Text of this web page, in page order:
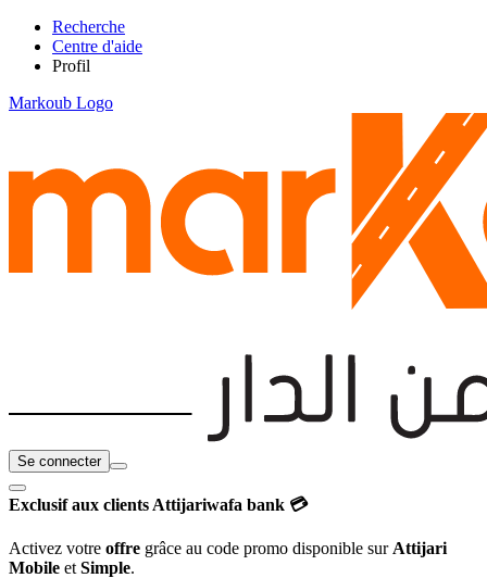
Recherche
Centre d'aide
Profil
Markoub Logo
Se connecter
Exclusif aux clients Attijariwafa bank 💳
Activez votre offre grâce au code promo disponible sur Attijari
Mobile et Simple.